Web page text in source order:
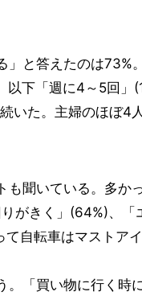
と答えたのは73%
下「週に4～5回」
いた。主婦のほぼ4
聞いている。多か
がきく」(64%)、「
自転車はマストア
。「買い物に行く時